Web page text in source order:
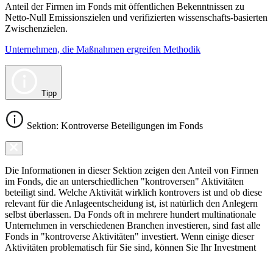
Anteil der Firmen im Fonds mit öffentlichen Bekenntnissen zu
Netto-Null Emissionszielen und verifizierten wissenschafts-basierten
Zwischenzielen.
Unternehmen, die Maßnahmen ergreifen Methodik
Tipp
Sektion: Kontroverse Beteiligungen im Fonds
Die Informationen in dieser Sektion zeigen den Anteil von Firmen
im Fonds, die an unterschiedlichen "kontroversen" Aktivitäten
beteiligt sind. Welche Aktivität wirklich kontrovers ist und ob diese
relevant für die Anlageentscheidung ist, ist natürlich den Anlegern
selbst überlassen. Da Fonds oft in mehrere hundert multinationale
Unternehmen in verschiedenen Branchen investieren, sind fast alle
Fonds in "kontroverse Aktivitäten" investiert. Wenn einige dieser
Aktivitäten problematisch für Sie sind, können Sie Ihr Investment